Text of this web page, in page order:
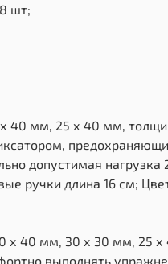
шт;
40 мм, 25 х 40 мм,
допустимая
ручки длина 16 см;
х 40 мм, 30 х 30 мм, 25
выполнять